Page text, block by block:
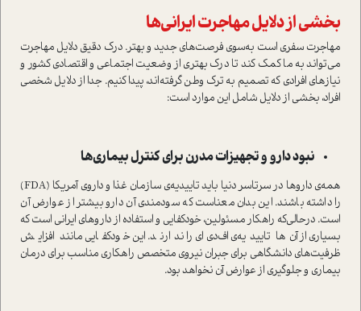
بخشی از دلایل مهاجرت ایرانی‌ها
مهاجرت سفری است به‌سوی فرصت‌های جدید و بهتر. درک دقیق دلایل مهاجرت
می‌تواند به ما کمک کند تا درک بهتری از وضعیت اجتماعی و اقتصادی کشور و
نیازهای افرادی که تصمیم به ترک وطن گرفته‌اند، پیدا کنیم. جدا از دلایل شخصی
افراد، بخشی از دلایل شامل این موارد است:
نبود دارو و تجهیزات مدرن برای کنترل بیماری‌ها
همه‌ی داروها در سرتاسر دنیا باید تاییدیه‌ی سازمان غذا و داروی آمریکا (FDA)
را داشته باشند. این بدان معناست که سودمندی آن دارو بیشتر از عوارض آن
است. در‌حالی‌که راهکار مسئولین، خودکفایی و استفاده از داروهای ایرانی است که
بسیاری از آن‌ها تاییدیه‌ی اف‌دی‌ای را ندارند. این خودکفایی مانند افزایش
ظرفیت‌های دانشگاهی برای جبران نیروی متخصص راهکاری مناسب برای درمان
بیماری و جلوگیری از عوارض آن نخواهد بود.